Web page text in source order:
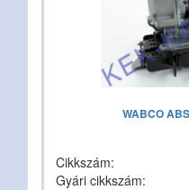
WABCO
Cikkszám:
Gyári cikkszám: